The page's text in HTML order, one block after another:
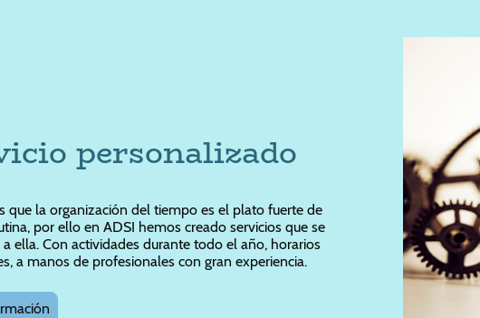
personalizado
que la organización del tiempo es el plato fuerte de
por ello en ADSI hemos creado servicios que se
ella. Con actividades durante todo el año, horarios
a manos de profesionales con gran experiencia.